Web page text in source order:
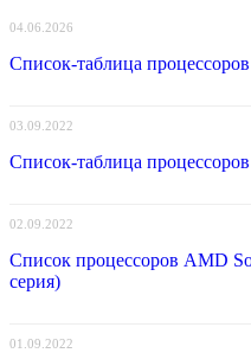
04.06.2026
Список-таблица
03.09.2022
Список-таблица
02.09.2022
Список процессоров AMD
серия)
01.09.2022